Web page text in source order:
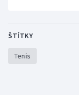
ŠTÍTKY
Tenis